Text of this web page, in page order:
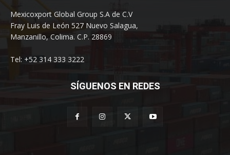
Mexicoxport Global Group S.A de C.V
Fray Luis de León 527 Nuevo Salagua,
Manzanillo, Colima. C.P. 28869
Tel: +52 314 333 3222
SÍGUENOS EN REDES